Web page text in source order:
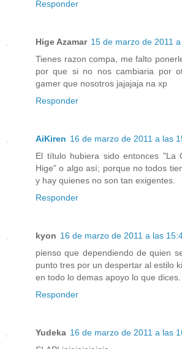
Responder
Hige Azamar 15 de marzo de 2011
Tienes razon compa, me falto
por que si no nos cambiaria por
gamer que nosotros jajajaja na xp
Responder
AiKiren 16 de marzo de 2011 a las
El título hubiera sido entonces "La
Hige" o algo así; porque no todos
y hay quienes no son tan exigentes.
Responder
kyon 16 de marzo de 2011 a las
pienso que dependiendo de quien
punto tres por un despertar al estilo
en todo lo demas apoyo lo que dices.
Responder
Yudeka 16 de marzo de 2011 a las